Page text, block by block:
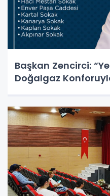
Başkan Zencirci:
Doğalgaz